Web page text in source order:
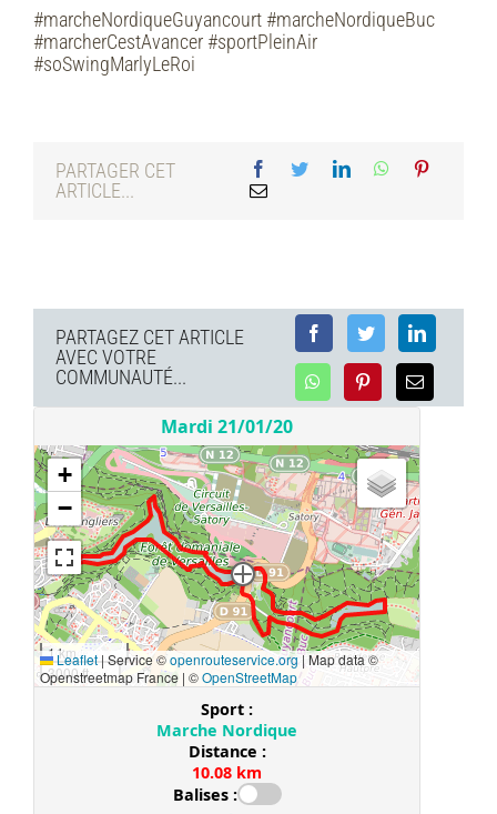
#marcheNordiqueGuyancourt #marcheNordiqueBuc
#marcherCestAvancer #sportPleinAir
#soSwingMarlyLeRoi
PARTAGER CET
ARTICLE...
PARTAGEZ CET ARTICLE
AVEC VOTRE
COMMUNAUTÉ...